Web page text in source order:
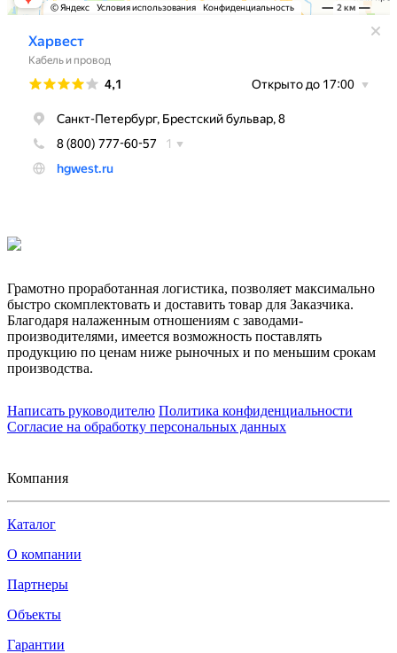
Грамотно проработанная логистика, позволяет максимально
быстро скомплектовать и доставить товар для Заказчика.
Благодаря налаженным отношениям с заводами-
производителями, имеется возможность поставлять
продукцию по ценам ниже рыночных и по меньшим срокам
производства.
Написать руководителю Политика конфиденциальности
Согласие на обработку персональных данных
Компания
Каталог
О компании
Партнеры
Объекты
Гарантии